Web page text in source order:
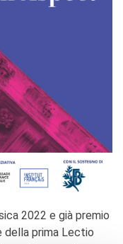
2022 e già premio
della prima Lectio